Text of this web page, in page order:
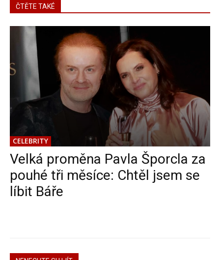
ČTĚTE TAKÉ
CELEBRITY
Velká proměna Pavla Šporcla za
pouhé tři měsíce: Chtěl jsem se
líbit Báře